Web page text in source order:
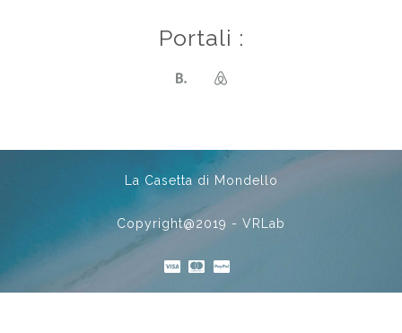
Portali :
La Casetta di Mondello
Copyright@2019 - VRLab